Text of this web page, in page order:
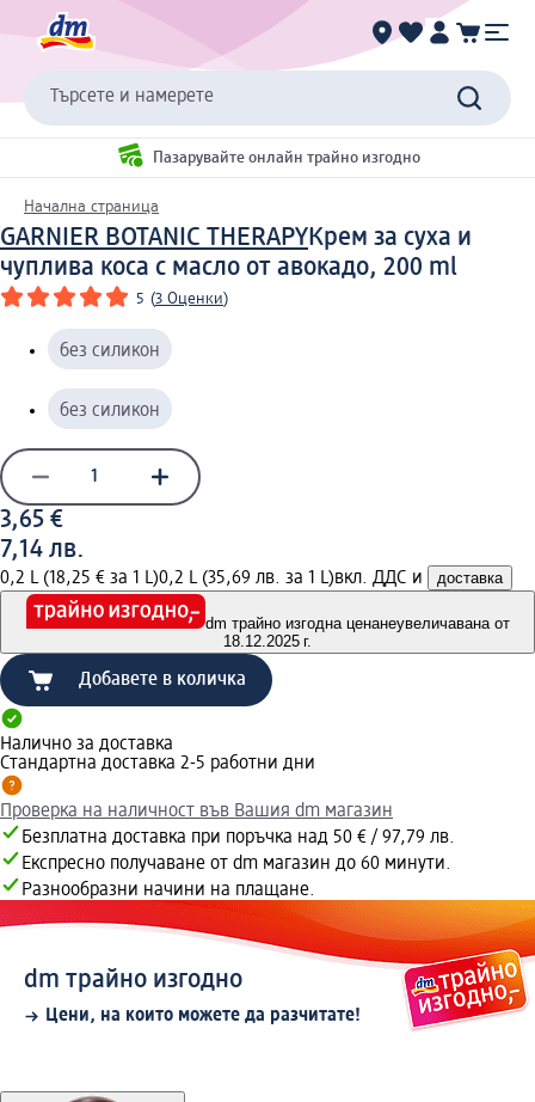
Търсете и намерете
Пазарувайте онлайн трайно изгодно
Начална страница
GARNIER BOTANIC THERAPYКрем за суха и
чуплива коса с масло от авокадо, 200 ml
5 (3 Оценки)
без силикон
без силикон
3,65 €
7,14 лв.
0,2 L (18,25 € за 1 L)0,2 L (35,69 лв. за 1 L)вкл. ДДС и доставка
dm трайно изгодна ценанеувеличавана от
18.12.2025 г.
Добавете в количка
Налично за доставка
Стандартна доставка 2-5 работни дни
Проверка на наличност във Вашия dm магазин
Безплатна доставка при поръчка над 50 € / 97,79 лв.
Експресно получаване от dm магазин до 60 минути.
Разнообразни начини на плащане.
dm трайно изгодно
Цени, на които можете да разчитате!